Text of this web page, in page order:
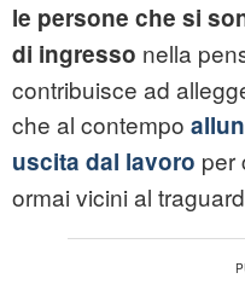
le persone che si
di ingresso nella
contribuisce ad
che al contempo
uscita dal lavoro per
ormai vicini al